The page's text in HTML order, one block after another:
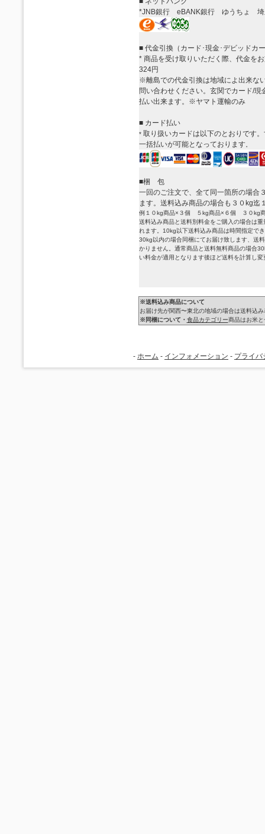
*JNB銀行 eBANK銀行 ゆうちょ 埼
■ 代金引換（カード･現金･デビッドカ
*商品を受け取りいただく際、代金を
324円
※離島での代金引換は地域によ出来な
問い合わせください。玄関でカード/現
払い出来ます。※ヤマト運輸のみ
■ カード払い
* 取り扱いカードは以下のとおりです
一括払いが可能となっております。
■梱 包
一回のご注文で、全て同一箇所の場合
ます。送料込み商品の場合も３０kg迄
例１０kg商品×３個 ５kg商品×６個 ３０kg
送料込み商品と送料別料金をご購入の場合は
れます。10kg以下送料込み商品は時間指定で
30kg以内の場合同梱にてお届け致します、送
かりません。通常商品と送料無料商品の場合
い料金が適用となります後ほど送料を計算し変
※送料込み商品について
お届け先が関西〜東北の地域の場合は送料込
※同梱について・ 食品カテゴリー商品はお米
- ホーム - インフォメーション - プライバ